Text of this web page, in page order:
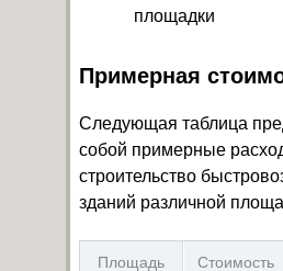
площадки
Примерная
Следующая таблица
собой примерные
строительство
зданий различной
Площадь
Стоимость